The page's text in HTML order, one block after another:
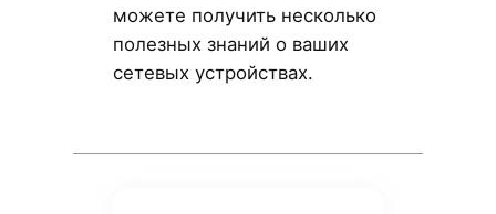
можете получить несколько
полезных знаний о ваших
сетевых устройствах.